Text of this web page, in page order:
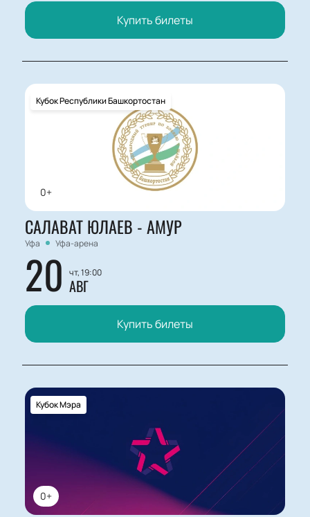
Купить билеты
0+
Кубок Республики Башкортостан
САЛАВАТ ЮЛАЕВ - АМУР
Уфа Уфа-арена
20 чт, 19:00
АВГ
Купить билеты
0+
Кубок Мэра